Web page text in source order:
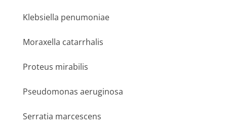
Klebsiella penumoniae
Moraxella catarrhalis
Proteus mirabilis
Pseudomonas aeruginosa
Serratia marcescens